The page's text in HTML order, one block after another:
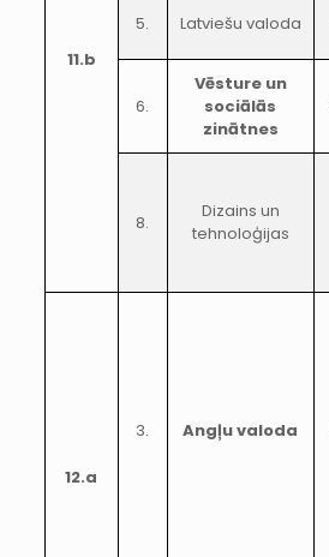
11.b
5. Latviešu valoda
6.
Vēsture un
sociālās
zinātnes
8.
Dizains un
tehnoloģijas
12.a
3. Angļu valoda